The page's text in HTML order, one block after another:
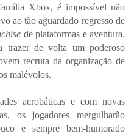
Xbox, é impossível não
ao tão aguardado regresso de
de plataformas e aventura.
trazer de volta um poderoso
recruta da organização de
malévolos.
acrobáticas e com novas
os jogadores mergulharão
e sempre bem-humorado